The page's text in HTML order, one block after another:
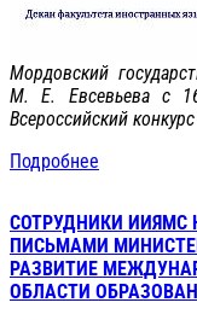
Мордовский
М. Е. Евсевьева с
Всероссийский
Подробнее
СОТРУДНИКИ
ПИСЬМАМИ
РАЗВИТИЕ
ОБЛАСТИ